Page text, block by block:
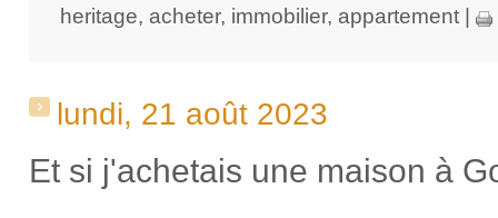
heritage, acheter, immobilier, appartement |
lundi, 21 août 2023
Et si j'achetais une maison à